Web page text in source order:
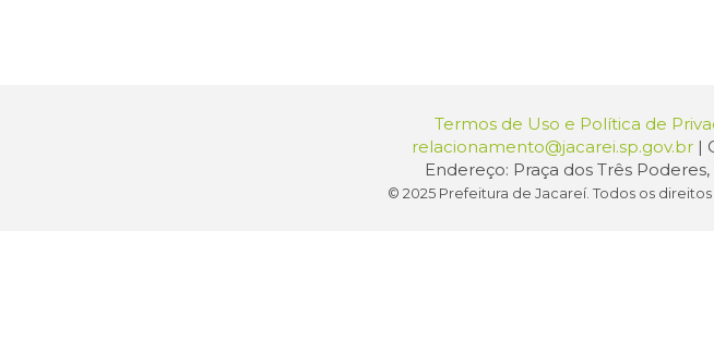
Termos de Uso e Política de
relacionamento@jacarei.sp.gov.br |
Endereço: Praça dos Três
© 2025 Prefeitura de Jacareí. Todos os